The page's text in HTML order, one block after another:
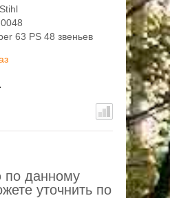
Stihl
63 PS 48 звеньев
данному
уточнить по